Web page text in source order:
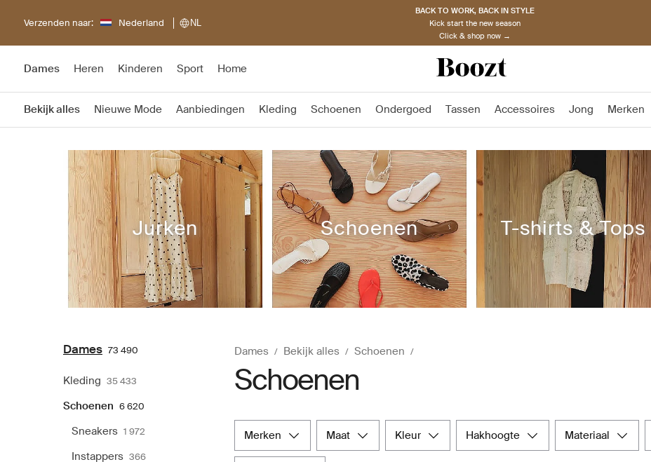
Verzenden naar: Nederland NL
BACK TO WORK, BACK IN STYLE
Kick start the new season
Click & shop now →
Dames Heren Kinderen Sport Home
Bekijk alles Nieuwe Mode Aanbiedingen Kleding Schoenen Ondergoed Tassen Accessoires Jong Merken
Jurken Schoenen T-shirts & Tops
Dames 73 490
Kleding 35 433
Schoenen 6 620
Sneakers 1 972
Instappers 366
Dames Bekijk alles Schoenen
Schoenen
merken maat kleur hakhoogte materiaal